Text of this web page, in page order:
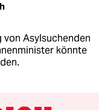
Asylsuchenden
könnte